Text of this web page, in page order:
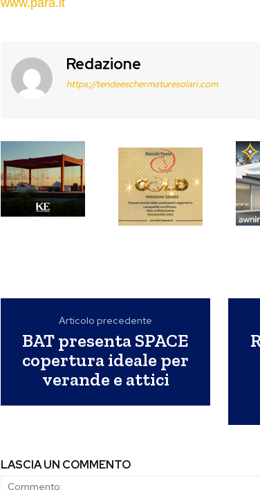
www.para.it
Redazione
https://tendeeschermaturesolari.com
Articolo precedente
BAT presenta SPACE
copertura ideale per
verande e attici
LASCIA UN COMMENTO